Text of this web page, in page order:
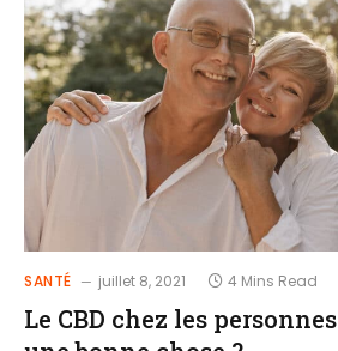
SANTÉ juillet 8, 2021 4 Mins Read
Le CBD chez les